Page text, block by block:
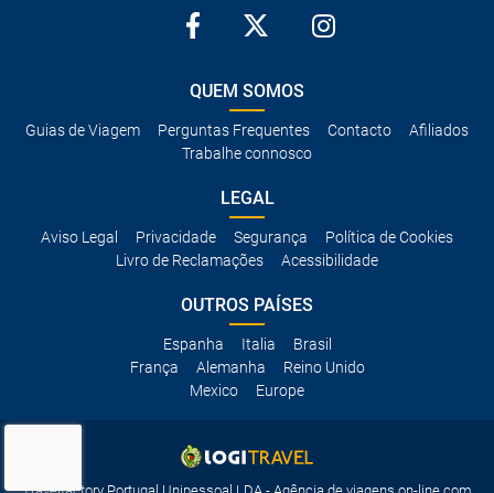
QUEM SOMOS
Guias de Viagem Perguntas Frequentes Contacto
Afiliados
Trabalhe connosco
LEGAL
Aviso Legal Privacidade Segurança
Política de Cookies
Livro de Reclamações
Acessibilidade
OUTROS PAÍSES
Espanha Italia
Brasil
França
Alemanha
Reino Unido
Mexico
Europe